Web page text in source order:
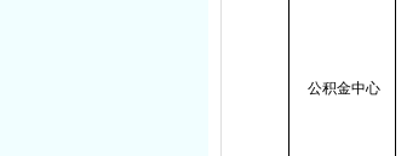
公积金中心